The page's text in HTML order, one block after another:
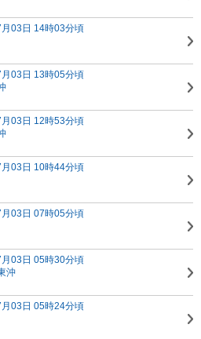
03日 14時03分頃
03日 13時05分頃
03日 12時53分頃
03日 10時44分頃
03日 07時05分頃
03日 05時30分頃
沖
03日 05時24分頃